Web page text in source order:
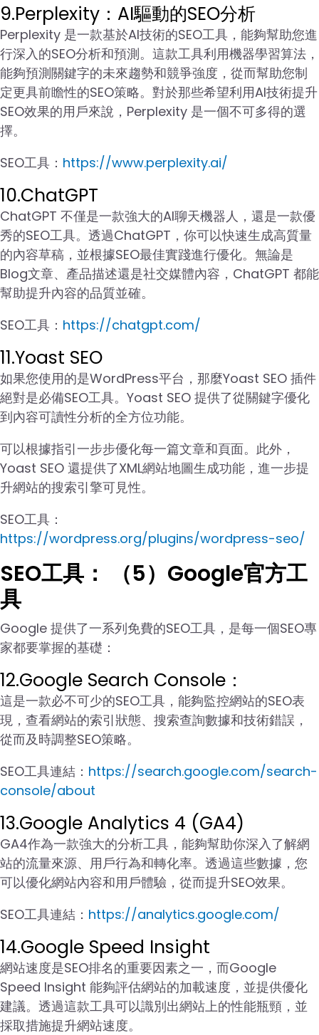
9.Perplexity：AI驅動的SEO分析
Perplexity 是一款基於AI技術的SEO工具，能夠幫助您進
行深入的SEO分析和預測。這款工具利用機器學習算法，
能夠預測關鍵字的未來趨勢和競爭強度，從而幫助您制
定更具前瞻性的SEO策略。對於那些希望利用AI技術提升
SEO效果的用戶來說，Perplexity 是一個不可多得的選
擇。
SEO工具： https://www.perplexity.ai/
10.ChatGPT
ChatGPT 不僅是一款強大的AI聊天機器人，還是一款優
秀的SEO工具。透過ChatGPT，你可以快速生成高質量
的內容草稿，並根據SEO最佳實踐進行優化。無論是
Blog文章、產品描述還是社交媒體內容，ChatGPT 都能
幫助提升內容的品質並確。
SEO工具： https://chatgpt.com/
11.Yoast SEO
如果您使用的是WordPress平台，那麼Yoast SEO 插件
絕對是必備SEO工具。Yoast SEO 提供了從關鍵字優化
到內容可讀性分析的全方位功能。
可以根據指引一步步優化每一篇文章和頁面。此外，
Yoast SEO 還提供了XML網站地圖生成功能，進一步提
升網站的搜索引擎可見性。
SEO工具：
https://wordpress.org/plugins/wordpress-seo/
SEO工具： （5）Google官方工
具
Google 提供了一系列免費的SEO工具，是每一個SEO專
家都要掌握的基礎：
12.Google Search Console：
這是一款必不可少的SEO工具，能夠監控網站的SEO表
現，查看網站的索引狀態、搜索查詢數據和技術錯誤，
從而及時調整SEO策略。
SEO工具連結： https://search.google.com/search-
console/about
13.Google Analytics 4 (GA4)
GA4作為一款強大的分析工具，能夠幫助你深入了解網
站的流量來源、用戶行為和轉化率。透過這些數據，您
可以優化網站內容和用戶體驗，從而提升SEO效果。
SEO工具連結： https://analytics.google.com/
14.Google Speed Insight
網站速度是SEO排名的重要因素之一，而Google
Speed Insight 能夠評估網站的加載速度，並提供優化
建議。透過這款工具可以識別出網站上的性能瓶頸，並
採取措施提升網站速度。